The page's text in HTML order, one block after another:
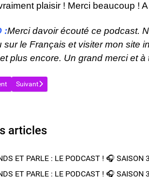
plaisir ! Merci beaucoup !
:Merci davoir écouté ce podcast.
sur le Français et visiter mon site
plus encore. Un grand merci et
: APPRENDS ET PARLE : LE PODCAST !
Article suivant : APPRENDS ET PARLE : LE
Suivant
articles
ET PARLE : LE PODCAST ! 🎧 SAISON
ET PARLE : LE PODCAST ! 🎧